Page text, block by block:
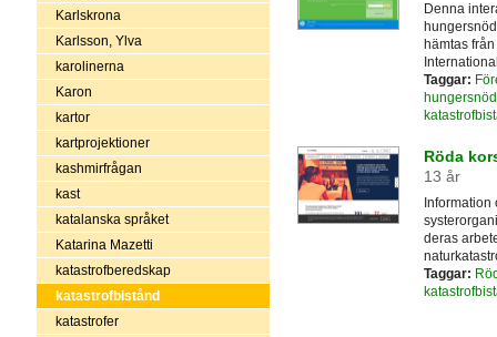
Karlskrona
Karlsson, Ylva
karolinerna
Karon
kartor
kartprojektioner
kashmirfrågan
kast
katalanska språket
Katarina Mazetti
katastrofberedskap
katastrofbistånd
katastrofer
Denna
hämtas
Taggar:
hungersnöd
Röda
13 år
Information
deras
Taggar: